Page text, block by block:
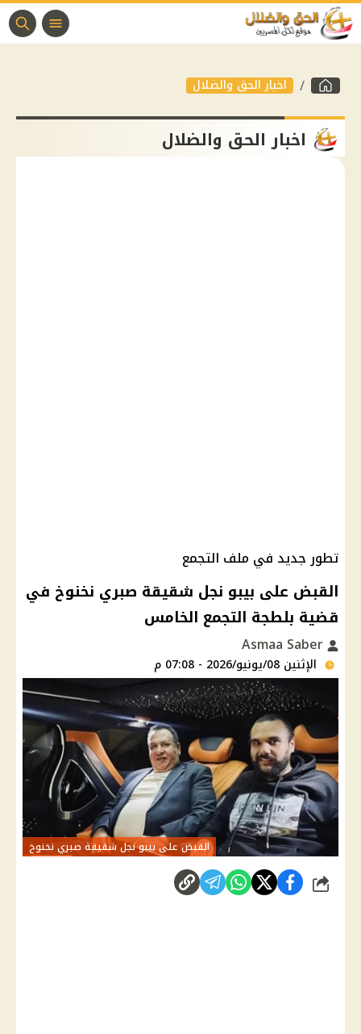
اخبار الحق والضلال
اخبار الحق والضلال
تطور جديد في ملف التجمع
القبض على بيبو نجل شقيقة صبري نخنوخ في
قضية بلطجة التجمع الخامس
الإثنين 08/يونيو/2026 - 07:08 م
القبض على بيبو نجل شقيقة صبري نخنوخ
شارك